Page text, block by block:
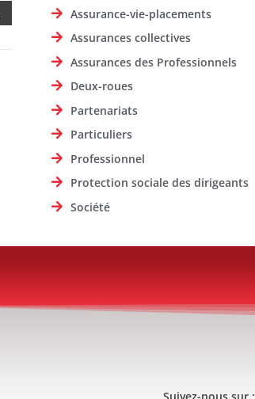
Assurance-vie-placements
Assurances collectives
Assurances des Professionnels
Deux-roues
Partenariats
Particuliers
Professionnel
Protection sociale des dirigeants
Société
Suivez-nous sur :